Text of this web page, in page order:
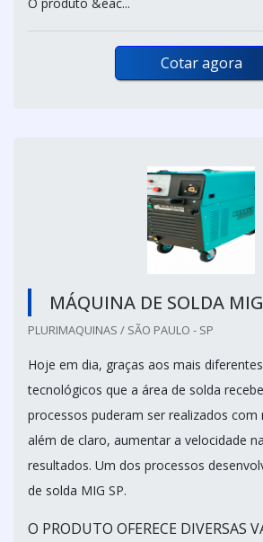
Cotar agora
MÁQUINA DE SOLDA
PLURIMAQUINAS / SÃO PAULO - SP
Hoje em dia, graças aos mais
tecnológicos que a área de solda
processos puderam ser realizados com
além de claro, aumentar a velocidade
resultados. Um dos processos
de solda MIG SP.
O PRODUTO OFERECE DIVERSAS